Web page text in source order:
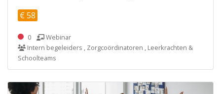
€ 58
0
Webinar
Intern begeleiders , Zorgcoördinatoren , Leerkrachten &
Schoolteams